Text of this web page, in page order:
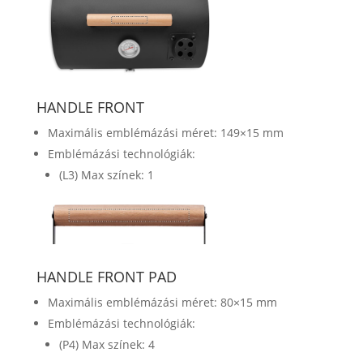
HANDLE FRONT
Maximális emblémázási méret: 149×15 mm
Emblémázási technológiák:
(L3) Max színek: 1
HANDLE FRONT PAD
Maximális emblémázási méret: 80×15 mm
Emblémázási technológiák:
(P4) Max színek: 4